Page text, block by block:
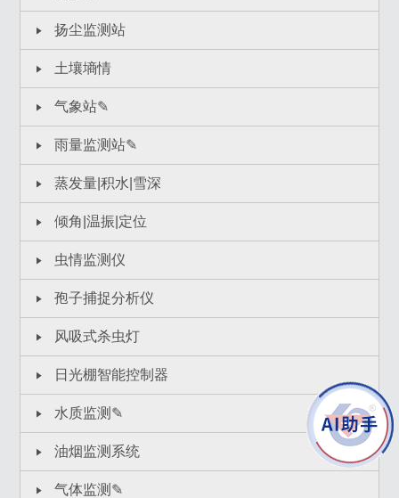
扬尘监测站
土壤墒情
气象站✎
雨量监测站✎
蒸发量|积水|雪深
倾角|温振|定位
虫情监测仪
孢子捕捉分析仪
风吸式杀虫灯
日光棚智能控制器
水质监测✎
油烟监测系统
气体监测✎